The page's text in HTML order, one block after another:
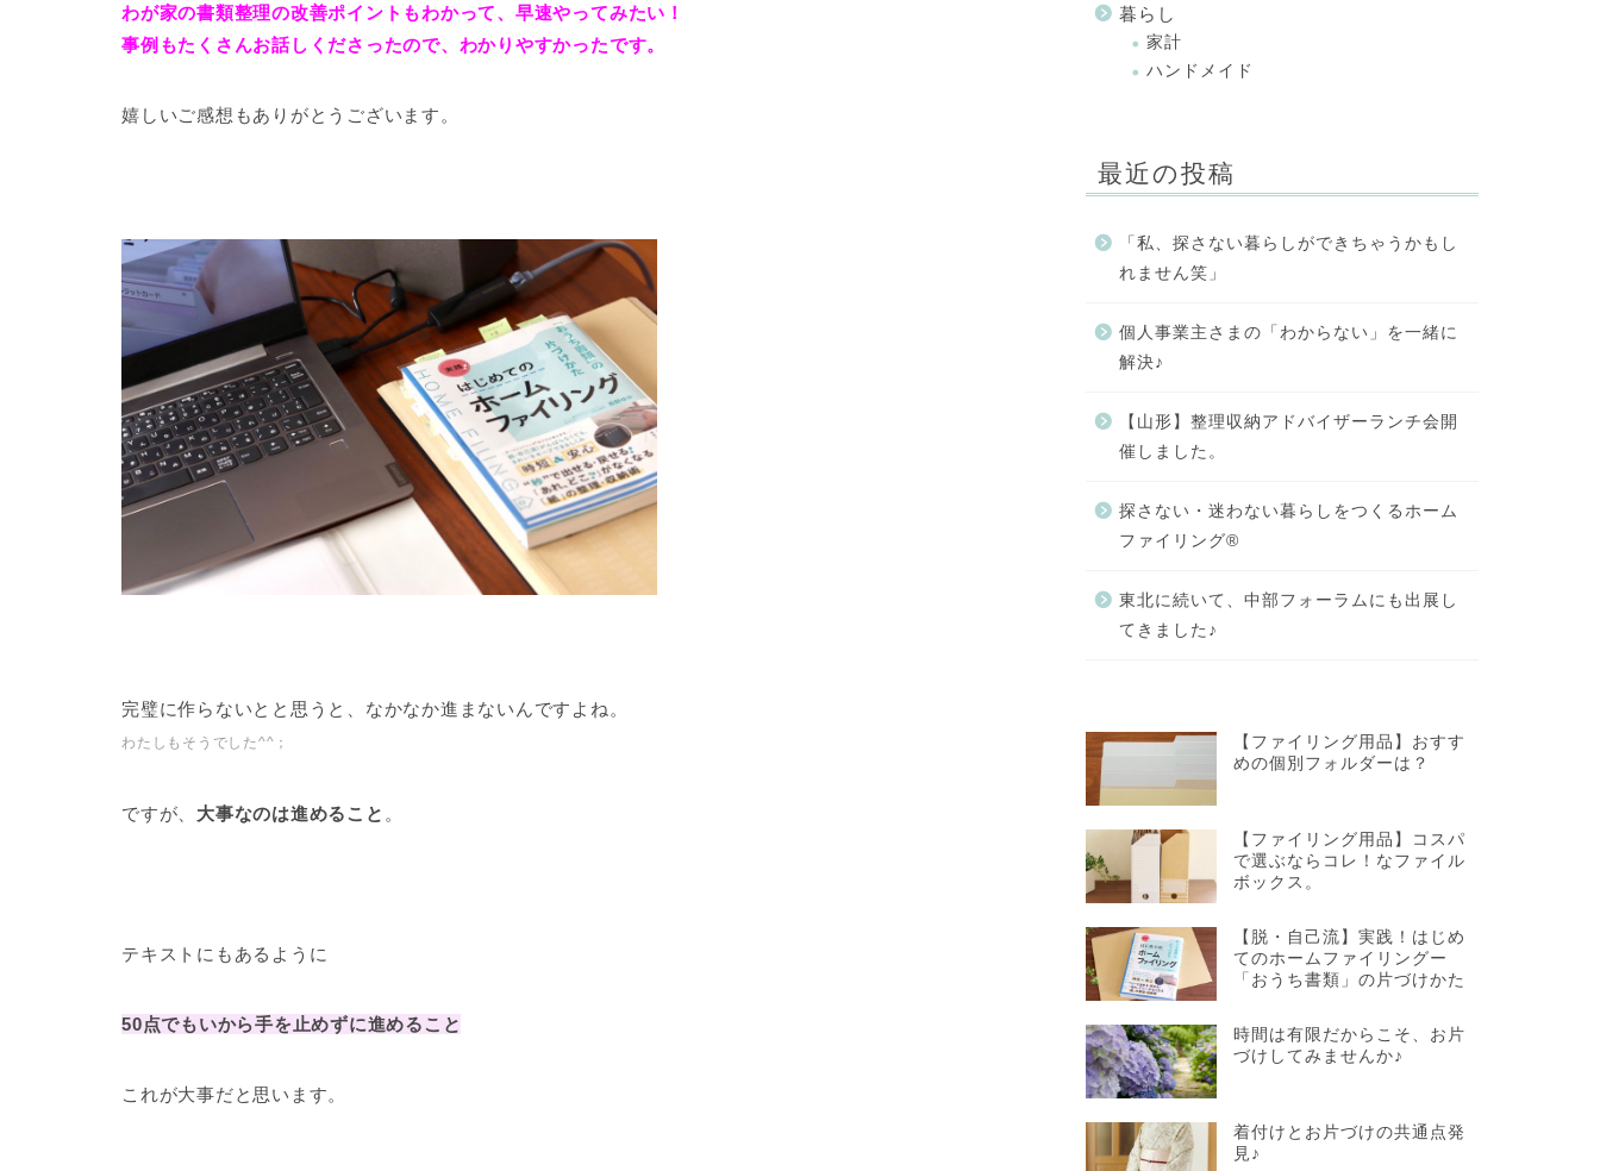
わが家の書類整理の改善ポイントもわかって、早速やってみたい！
事例もたくさんお話しくださったので、わかりやすかったです。
嬉しいご感想もありがとうございます。
完璧に作らないとと思うと、なかなか進まないんですよね。
わたしもそうでした^^；
ですが、 大事なのは進めること 。
テキストにもあるように
50点でもいから手を止めずに進めること
これが大事だと思います。
暮らし
家計
ハンドメイド
最近の投稿
「私、探さない暮らしができちゃうかもし
れません笑」
個人事業主さまの「わからない」を一緒に
解決♪
【山形】整理収納アドバイザーランチ会開
催しました。
探さない・迷わない暮らしをつくるホーム
ファイリング®
東北に続いて、中部フォーラムにも出展し
てきました♪
【ファイリング用品】おすす
めの個別フォルダーは？
【ファイリング用品】コスパ
で選ぶならコレ！なファイル
ボックス。
【脱・自己流】実践！はじめ
てのホームファイリングー
「おうち書類」の片づけかた
時間は有限だからこそ、お片
づけしてみませんか♪
着付けとお片づけの共通点発
見♪